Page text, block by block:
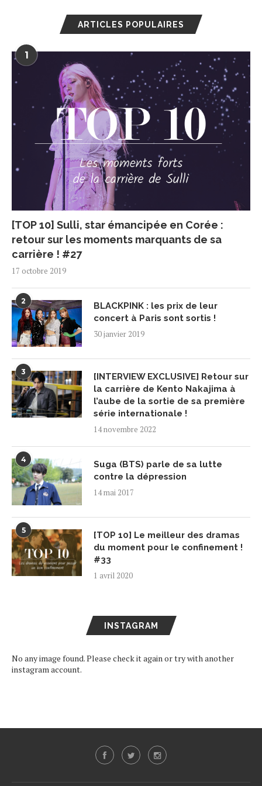
ARTICLES POPULAIRES
1
[TOP 10] Sulli, star émancipée en Corée :
retour sur les moments marquants de sa
carrière ! #27
17 octobre 2019
2
BLACKPINK : les prix de leur
concert à Paris sont sortis !
30 janvier 2019
3
[INTERVIEW EXCLUSIVE] Retour sur
la carrière de Kento Nakajima à
l’aube de la sortie de sa première
série internationale !
14 novembre 2022
4
Suga (BTS) parle de sa lutte
contre la dépression
14 mai 2017
5
[TOP 10] Le meilleur des dramas
du moment pour le confinement !
#33
1 avril 2020
INSTAGRAM
No any image found. Please check it again or try with another
instagram account.